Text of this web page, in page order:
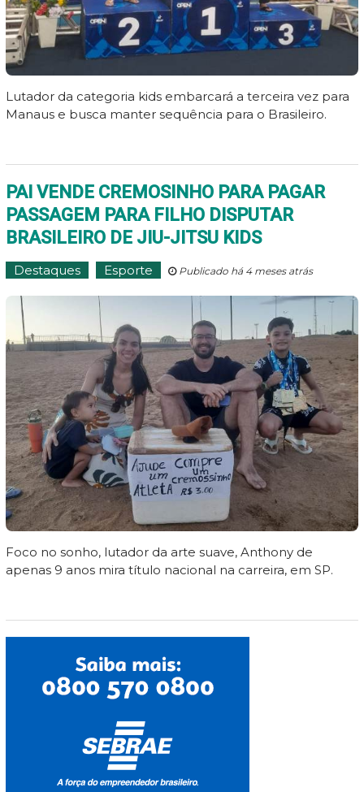
Lutador da categoria kids embarcará a terceira vez para
Manaus e busca manter sequência para o Brasileiro.
PAI VENDE CREMOSINHO PARA PAGAR
PASSAGEM PARA FILHO DISPUTAR
BRASILEIRO DE JIU-JITSU KIDS
Destaques Esporte Publicado há 4 meses atrás
Foco no sonho, lutador da arte suave, Anthony de
apenas 9 anos mira título nacional na carreira, em SP.